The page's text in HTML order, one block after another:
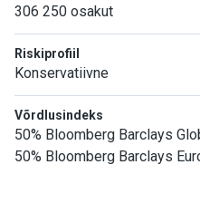
306 250 osakut
Riskiprofiil
Konservatiivne
Võrdlusindeks
50% Bloomberg Barclays
50% Bloomberg Barclays